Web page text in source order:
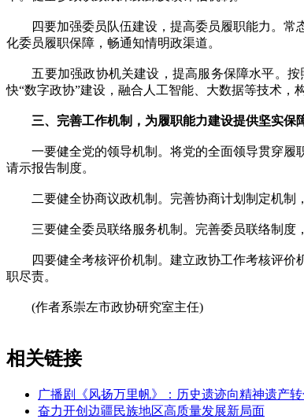
四要加强委员队伍建设，提高委员履职能力。常态
化委员履职保障，畅通知情明政渠道。
五要加强政协机关建设，提高服务保障水平。按
快“数字政协”建设，融合人工智能、大数据等技术，
三、完善工作机制，为履职能力建设提供坚实保
一要健全党的领导机制。将党的全面领导贯穿履职
请示报告制度。
二要健全协商议政机制。完善协商计划制定机制，
三要健全委员联络服务机制。完善委员联络制度，
四要健全考核评价机制。建立政协工作考核评价机
职尽责。
(作者系崇左市政协研究室主任)
相关链接
广播剧《风扬万里帆》：历史遗迹向精神遗产
奋力开创边疆民族地区高质量发展新局面